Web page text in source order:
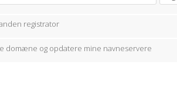
registrator
domæne og opdatere mine navneservere